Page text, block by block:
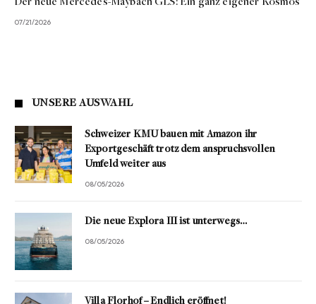
07/21/2026
UNSERE AUSWAHL
Schweizer KMU bauen mit Amazon ihr
Exportgeschäft trotz dem anspruchsvollen
Umfeld weiter aus
08/05/2026
Die neue Explora III ist unterwegs…
08/05/2026
Villa Florhof – Endlich eröffnet!